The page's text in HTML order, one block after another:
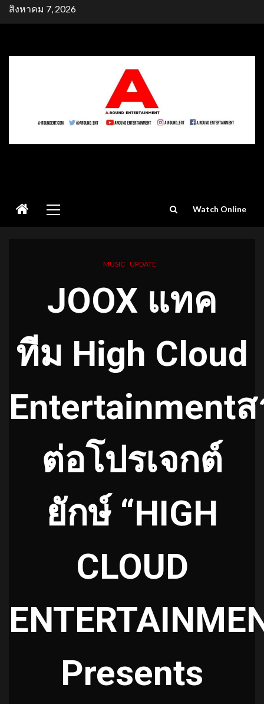
Skipสิงหาคม 7, 2026
Menu
Watch Online
MUSIC UPDATE
JOOX แทค
ทีม High Cloud
Entertainment
ต่อโปรเจกต์
ยักษ์ “HIGH
CLOUD
Presents